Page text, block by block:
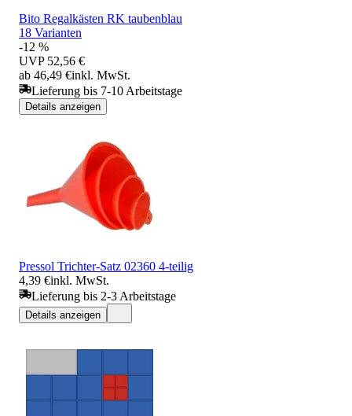
Bito Regalkästen RK taubenblau
18 Varianten
-12 %
UVP 52,56 €
ab 46,49 €inkl. MwSt.
Lieferung bis 7-10 Arbeitstage
Details anzeigen
Pressol Trichter-Satz 02360 4-teilig
4,39 €inkl. MwSt.
Lieferung bis 2-3 Arbeitstage
Details anzeigen